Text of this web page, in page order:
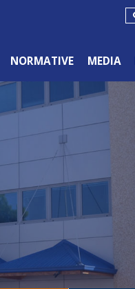
NORMATIVE MEDIA